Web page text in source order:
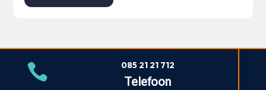
 085 21 21 712
Telefoon